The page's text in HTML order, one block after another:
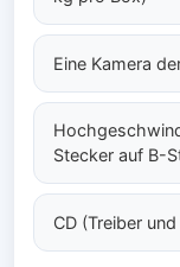
Eine Kamera
Stecker auf B-
CD (Treiber